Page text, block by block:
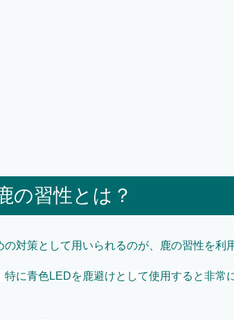
の習性とは？
対策として用いられるのが、鹿の習性を利
特に青色LEDを鹿避けとして使用すると非常